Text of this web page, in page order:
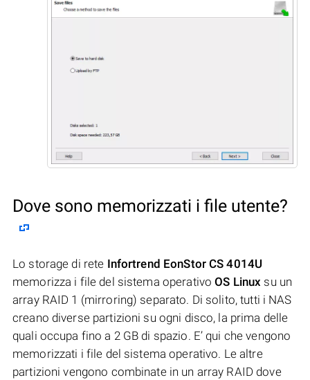
Dove sono memorizzati i file utente?
Lo storage di rete Infortrend EonStor CS 4014U
memorizza i file del sistema operativoOS Linux su un
array RAID 1 (mirroring) separato. Di solito, tutti i NAS
creano diverse partizioni su ogni disco, la prima delle
quali occupa fino a 2 GB di spazio. E’ qui che vengono
memorizzati i file del sistema operativo. Le altre
partizioni vengono combinate in un array RAID dove